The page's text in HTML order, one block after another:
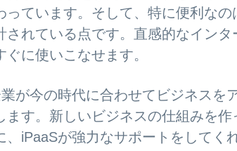
っています。そして、特に便利な
されている点です。直感的なイン
ぐに使いこなせます。
が今の時代に合わせてビジネスを
ます。新しいビジネスの仕組みを
、iPaaSが強力なサポートをしてく